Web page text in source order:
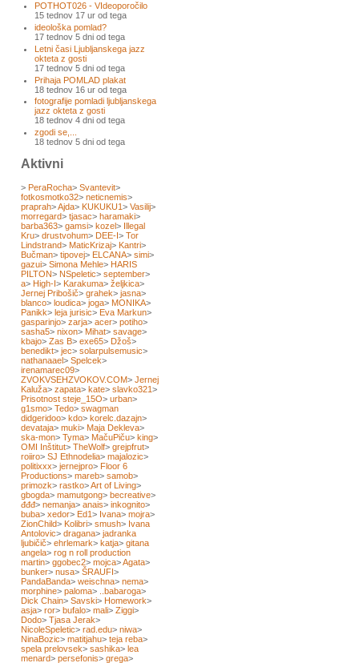
POTHOT026 - VIdeoporočilo
15 tednov 17 ur od tega
ideološka pomlad?
17 tednov 5 dni od tega
Letni časi Ljubljanskega jazz
okteta z gosti
17 tednov 5 dni od tega
Prihaja POMLAD plakat
18 tednov 16 ur od tega
fotografije pomladi ljubljanskega
jazz okteta z gosti
18 tednov 4 dni od tega
zgodi se,...
18 tednov 5 dni od tega
Aktivni
> PeraRocha> Svantevit>
fotkosmotko32> neticnemis>
praprah>Ajda> KUKUKU1> Vasilij>
morregard> tjasac> haramaki>
barba363> gamsi> kozel> Illegal
Kru> drustvohum> DEE-I> Tor
Lindstrand> MaticKrizaj> Kantri>
Bučman> tipovej> ELCANA> simi>
gazui> Simona Mehle> HARIS
PILTON> NSpeletic> september>
a> High-I> Karakuma> željkica>
Jernej Pribošič> grahek> jasna>
blanco> loudica> joga> MONIKA>
Panikk> leja jurisic> Eva Markun>
gasparinjo> zarja> acer> potiho>
sasha5> nixon> Mihat> savage>
kbajo> Zas B> exe65> Džoš>
benedikt> jec> solarpulsemusic>
nathanaael> Spelcek>
irenamarec09>
ZVOKVSEHZVOKOV.COM> Jernej
Kaluža> zapata> kate> slavko321>
Prisotnost steje_15O> urban>
g1smo> Tedo> swagman
didgeridoo> kdo> korelc.dazajn>
devataja> muki> Maja Dekleva>
ska-mon> Tyma> MačuPiču> king>
OMI Inštitut> TheWolf> grejpfrut>
roiiro> SJ Ethnodelia> majalozic>
politixxx> jernejpro> Floor 6
Productions> mareb> samob>
primozk> rastko>Art of Living>
gbogda> mamutgong> becreative>
đđđ> nemanja> anais> inkognito>
buba> xedor> Ed1> Ivana> mojra>
ZionChild> Kolibri> smush> Ivana
Antolovic> dragana> jadranka
ljubičič> ehrlemark> katja> gitana
angela> rog n roll production
martin> ggobec2> mojca>Agata>
bunker> nusa> ŠRAUFI>
PandaBanda> weischna> nema>
morphine> paloma> ..babaroga>
Dick Chain> Savski> Homework>
asja> ror> bufalo> mali> Ziggi>
Dodo> Tjasa Jerak>
NicoleSpeletic> rad.edu> niwa>
NinaBozic> matitjahu> teja reba>
spela prelovsek> sashika> lea
menard> persefonis> grega>